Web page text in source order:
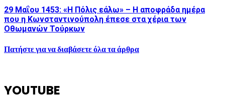
29 Μαΐου 1453: «Η Πόλις εάλω» – Η αποφράδα ημέρα
που η Κωνσταντινούπολη έπεσε στα χέρια των
Οθωμανών Τούρκων
Πατήστε για να διαβάσετε όλα τα άρθρα
YOUTUBE